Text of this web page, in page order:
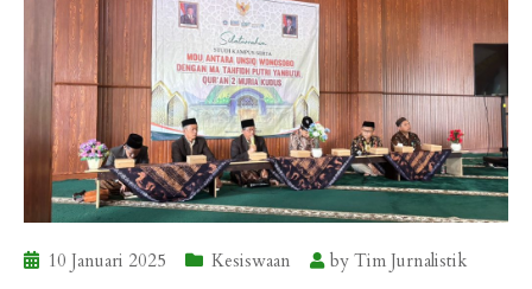
10 Januari 2025 Kesiswaan by Tim Jurnalistik